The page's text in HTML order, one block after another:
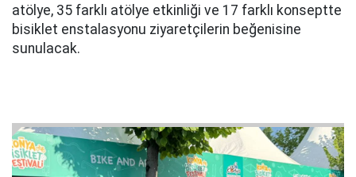
atölye, 35 farklı atölye etkinliği ve 17 farklı konseptte
bisiklet enstalasyonu ziyaretçilerin beğenisine
sunulacak.